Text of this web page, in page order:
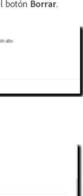
botón Borrar.